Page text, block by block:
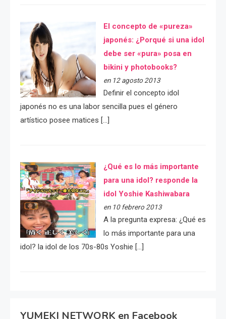
El concepto de «pureza»
japonés: ¿Porqué si una idol
debe ser «pura» posa en
bikini y photobooks?
en 12 agosto 2013
Definir el concepto idol
japonés no es una labor sencilla pues el género
artístico posee matices […]
¿Qué es lo más importante
para una idol? responde la
idol Yoshie Kashiwabara
en 10 febrero 2013
A la pregunta expresa: ¿Qué es
lo más importante para una
idol? la idol de los 70s-80s Yoshie […]
YUMEKI NETWORK en Facebook